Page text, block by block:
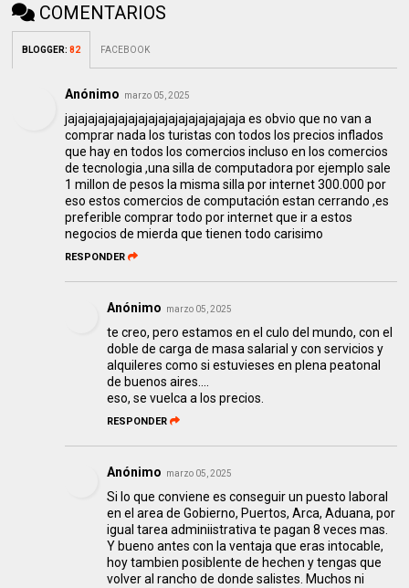
COMENTARIOS
BLOGGER:82 FACEBOOK
Anónimo marzo 05, 2025
jajajajajajajajajajajajajajajajajaja es obvio que no van a
comprar nada los turistas con todos los precios inflados
que hay en todos los comercios incluso en los comercios
de tecnologia ,una silla de computadora por ejemplo sale
1 millon de pesos la misma silla por internet 300.000 por
eso estos comercios de computación estan cerrando ,es
preferible comprar todo por internet que ir a estos
negocios de mierda que tienen todo carisimo
RESPONDER
Anónimo marzo 05, 2025
te creo, pero estamos en el culo del mundo, con el
doble de carga de masa salarial y con servicios y
alquileres como si estuvieses en plena peatonal
de buenos aires....
eso, se vuelca a los precios.
RESPONDER
Anónimo marzo 05, 2025
Si lo que conviene es conseguir un puesto laboral
en el area de Gobierno, Puertos, Arca, Aduana, por
igual tarea adminiistrativa te pagan 8 veces mas.
Y bueno antes con la ventaja que eras intocable,
hoy tambien posiblente de hechen y tengas que
volver al rancho de donde salistes. Muchos ni